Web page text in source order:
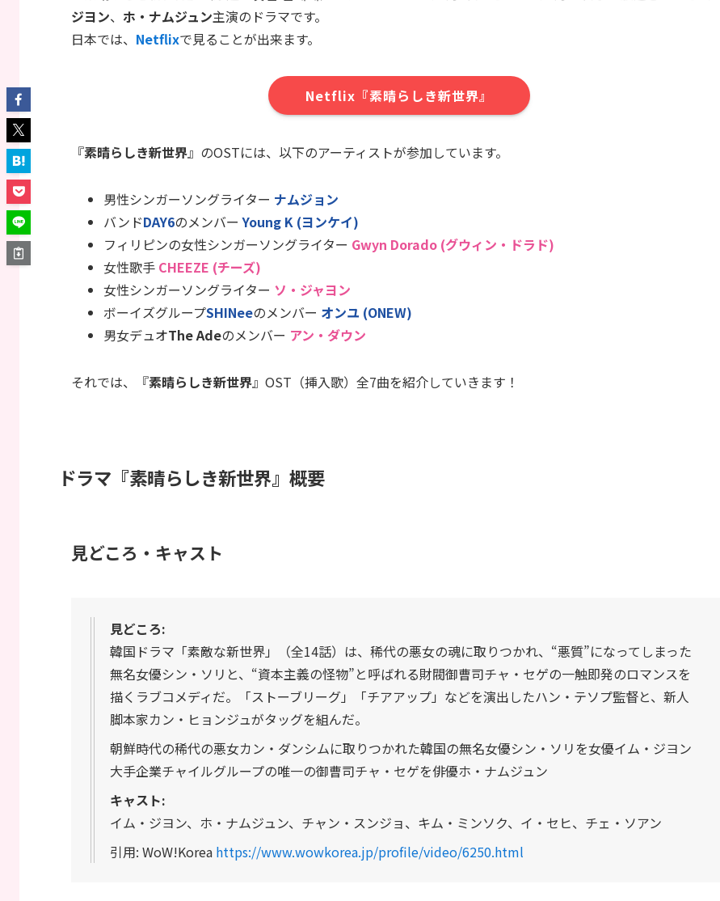
ジヨン、 ホ・ナムジュン主演のドラマです。
日本では、 Netflixで見ることが出来ます。
Netflix『素晴らしき新世界』
『素晴らしき新世界』のOSTには、以下のアーティストが参加しています。
男性シンガーソングライター ナムジョン
バンドDAY6のメンバーYoung K (ヨンケイ)
フィリピンの女性シンガーソングライター Gwyn Dorado (グウィン・ドラド)
女性歌手 CHEEZE (チーズ)
女性シンガーソングライター ソ・ジャヨン
ボーイズグループSHINeeのメンバー オンユ (ONEW)
男女デュオThe Adeのメンバー アン・ダウン
それでは、『素晴らしき新世界』OST（挿入歌）全7曲を紹介していきます！
ドラマ『素晴らしき新世界』概要
見どころ・キャスト
見どころ:
韓国ドラマ「素敵な新世界」（全14話）は、稀代の悪女の魂に取りつかれ、“悪質”になってしまった
無名女優シン・ソリと、“資本主義の怪物”と呼ばれる財閥御曹司チャ・セゲの一触即発のロマンスを
描くラブコメディだ。「ストーブリーグ」「チアアップ」などを演出したハン・テソプ監督と、新人
脚本家カン・ヒョンジュがタッグを組んだ。
朝鮮時代の稀代の悪女カン・ダンシムに取りつかれた韓国の無名女優シン・ソリを女優イム・ジヨン
大手企業チャイルグループの唯一の御曹司チャ・セゲを俳優ホ・ナムジュン
キャスト:
イム・ジヨン、ホ・ナムジュン、チャン・スンジョ、キム・ミンソク、イ・セヒ、チェ・ソアン
引用: WoW!Korea https://www.wowkorea.jp/profile/video/6250.html